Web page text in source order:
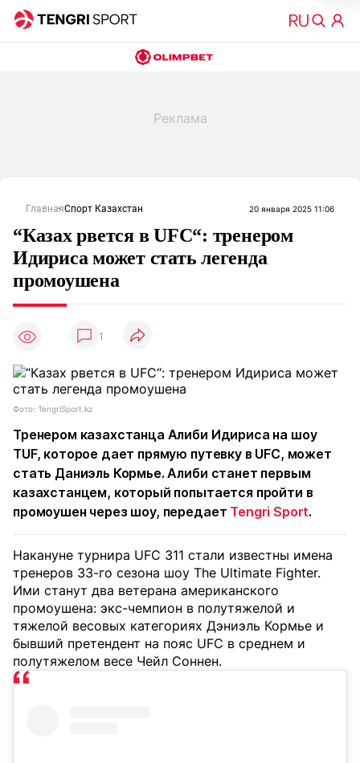
ГлавнаяСпорт Казахстан 20 января 2025 11:06
“Казах рвется в UFC“: тренером
Идириса может стать легенда
промоушена
1
Фото: TengriSport.kz
Тренером казахстанца Алиби Идириса на шоу
TUF, которое дает прямую путевку в UFC, может
стать Даниэль Кормье. Алиби станет первым
казахстанцем, который попытается пройти в
промоушен через шоу, передает Tengri Sport.
Накануне турнира UFC 311 стали известны имена
тренеров 33-го сезона шоу The Ultimate Fighter.
Ими станут два ветерана американского
промоушена: экс-чемпион в полутяжелой и
тяжелой весовых категориях Дэниэль Кормье и
бывший претендент на пояс UFC в среднем и
полутяжелом весе Чейл Соннен.